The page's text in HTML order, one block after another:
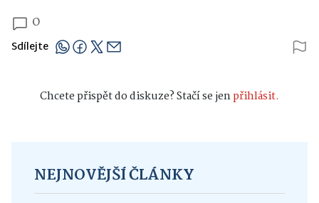
0
Sdílejte
Chcete přispět do diskuze? Stačí se jenpřihlásit.
NEJNOVĚJŠÍ ČLÁNKY